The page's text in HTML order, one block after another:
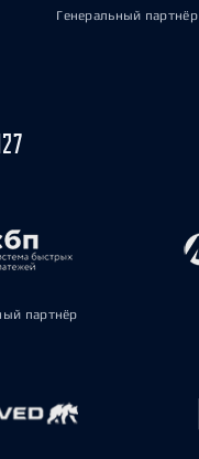
Генеральный партнёр
партнёр